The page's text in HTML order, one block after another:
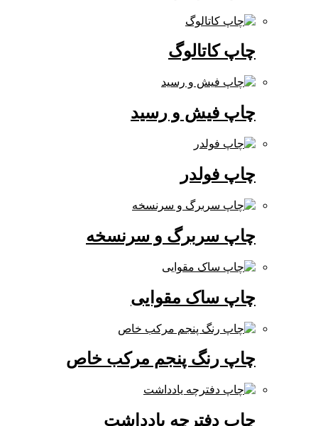
چاپ کاتالوگ
چاپ فیش و رسید
چاپ فولدر
چاپ سربرگ و سرنسخه
چاپ ساک مقوایی
چاپ رنگ پنجم مرکب خاص
چاپ دفترچه یادداشت